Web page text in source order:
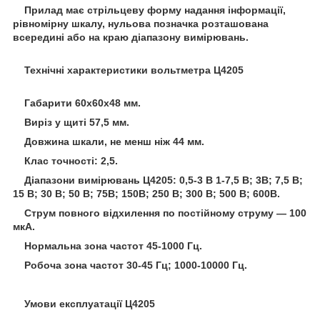
Прилад має стрільцеву форму надання інформації,
рівномірну шкалу, нульова позначка розташована
всередині або на краю діапазону вимірювань.
Технічні характеристики вольтметра Ц4205
Габарити 60x60x48 мм.
Виріз у щиті 57,5 мм.
Довжина шкали, не менш ніж 44 мм.
Клас точності: 2,5.
Діапазони вимірювань Ц4205: 0,5-3 В 1-7,5 В; 3В; 7,5 В;
15 В; 30 В; 50 В; 75В; 150В; 250 В; 300 В; 500 В; 600В.
Струм повного відхилення по постійному струму — 100
мкА.
Нормальна зона частот 45-1000 Гц.
Робоча зона частот 30-45 Гц; 1000-10000 Гц.
Умови експлуатації Ц4205